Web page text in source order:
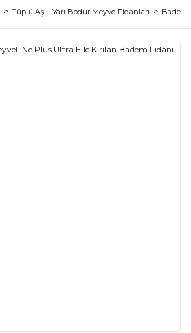
Tüplü Aşılı Yarı Bodur Meyve Fidanları Badem